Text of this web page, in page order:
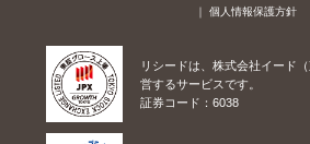
個人情報保護方針
リシードは、株式会社イード
営するサービスです。
証券コード：6038